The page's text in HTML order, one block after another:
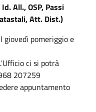
All., OSP, Passi
Att. Dist.)
pomeriggio e
ci si potrà
207259
appuntamento